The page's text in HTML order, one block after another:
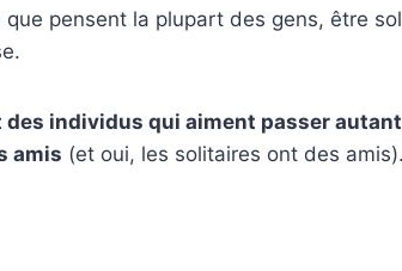
pensent la plupart des gens, être
des individus qui aiment passer
amis (et oui, les solitaires ont des amis).